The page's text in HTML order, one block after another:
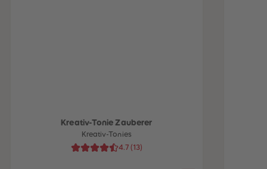
Kreativ-Tonie Zauberer
Kreativ-Tonies
4.7 (13)